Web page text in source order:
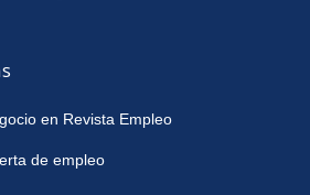
en Revista Empleo
de empleo